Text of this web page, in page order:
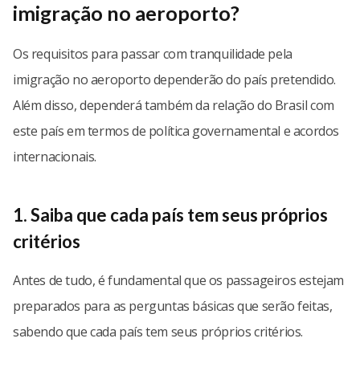
imigração no aeroporto?
Os requisitos para passar com tranquilidade pela
imigração no aeroporto dependerão do país pretendido.
Além disso, dependerá também da relação do Brasil com
este país em termos de política governamental e acordos
internacionais.
1. Saiba que cada país tem seus próprios
critérios
Antes de tudo, é fundamental que os passageiros estejam
preparados para as perguntas básicas que serão feitas,
sabendo que cada país tem seus próprios critérios.